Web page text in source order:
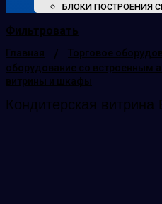
БЛОКИ ПОСТРОЕНИЯ
Фильтровать
Главная / Торговое
оборудование со встроенным
витрины и шкафы
Кондитерская витрина